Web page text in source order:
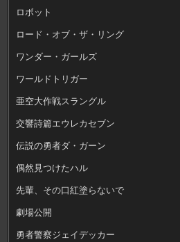
ロボット
ロード・オブ・ザ・リング
ワンダー・ガールズ
ワールドトリガー
亜空大作戦スラングル
交響詩篇エウレカセブン
伝説の勇者ダ・ガーン
偶然見つけたハル
先輩、その口紅塗らないで
劇場公開
勇者警察ジェイデッカー